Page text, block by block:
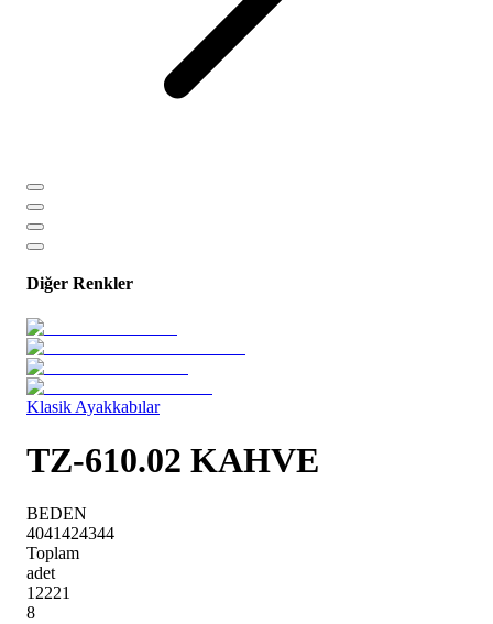
Diğer Renkler
Klasik Ayakkabılar
TZ-610.02 KAHVE
BEDEN
4041424344
Toplam
adet
12221
8